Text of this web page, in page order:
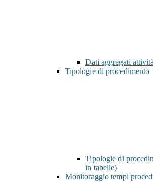
Dati aggregati
Tipologie di procedimento
Tipologie di
in tabelle)
Monitoraggio tempi